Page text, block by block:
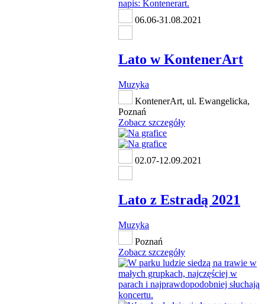
06.06-31.08.2021
Lato w KontenerArt
Muzyka
KontenerArt, ul. Ewangelicka,
Poznań
Zobacz szczegóły
02.07-12.09.2021
Lato z Estradą 2021
Muzyka
Poznań
Zobacz szczegóły